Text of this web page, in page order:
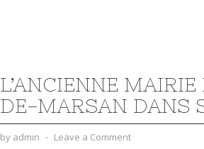
L’ANCIENNE
DE-MARSAN DANS
by admin ⋅ Leave a Comment